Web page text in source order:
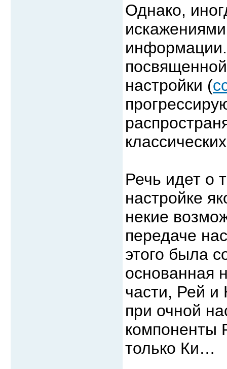
Однако,
настройки (
Речь идет о
настройке
некие
передаче
этого была
основанная
части, Рей и
при очной
компоненты
только Ки…